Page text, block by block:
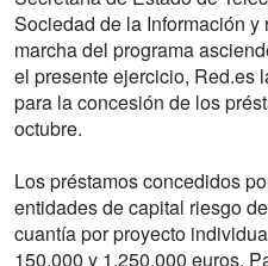
Sociedad de la Información y
marcha del programa
el presente ejercicio, Red.es
para la concesión de los
octubre.
Los préstamos concedidos
entidades de capital riesgo
cuantía por proyecto
150.000 y 1.250.000 euros.